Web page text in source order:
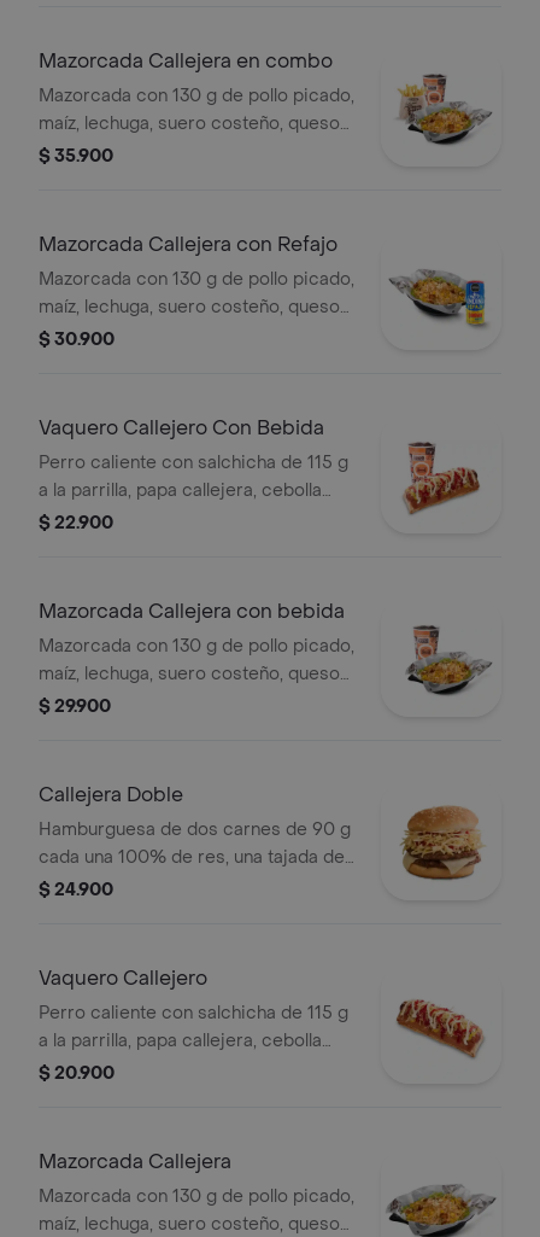
PET
Mazorcada Callejera en combo
Mazorcada con 130 g de pollo picado,
maíz, lechuga, suero costeño, queso
costeño, salsa BBQ, salsa Corral,
$ 35.900
Mazorcada Callejera con Refajo
Mazorcada con 130 g de pollo picado,
maíz, lechuga, suero costeño, queso
costeño, salsa BBQ, salsa Corral,
$ 30.900
Vaquero Callejero Con Bebida
Perro caliente con salchicha de 115 g
a la parrilla, papa callejera, cebolla
picada, salsa blanca, salsa de tomate
$ 22.900
Mazorcada Callejera con bebida
Mazorcada con 130 g de pollo picado,
maíz, lechuga, suero costeño, queso
costeño, salsa BBQ, salsa Corral,
$ 29.900
Callejera Doble
Hamburguesa de dos carnes de 90 g
cada una 100% de res, una tajada de
queso tipo mozzarella, papas
$ 24.900
Vaquero Callejero
Perro caliente con salchicha de 115 g
a la parrilla, papa callejera, cebolla
picada, salsa blanca, salsa de tomate
$ 20.900
Mazorcada Callejera
Mazorcada con 130 g de pollo picado,
maíz, lechuga, suero costeño, queso